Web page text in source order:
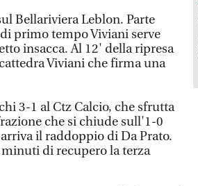
Bellariviera Leblon. Parte
primo tempo Viviani serve
insacca. Al 12' della ripresa
Viviani che firma una
3-1 al Ctz Calcio, che sfrutta
che si chiude sull'1-0
il raddoppio di Da Prato.
di recupero la terza